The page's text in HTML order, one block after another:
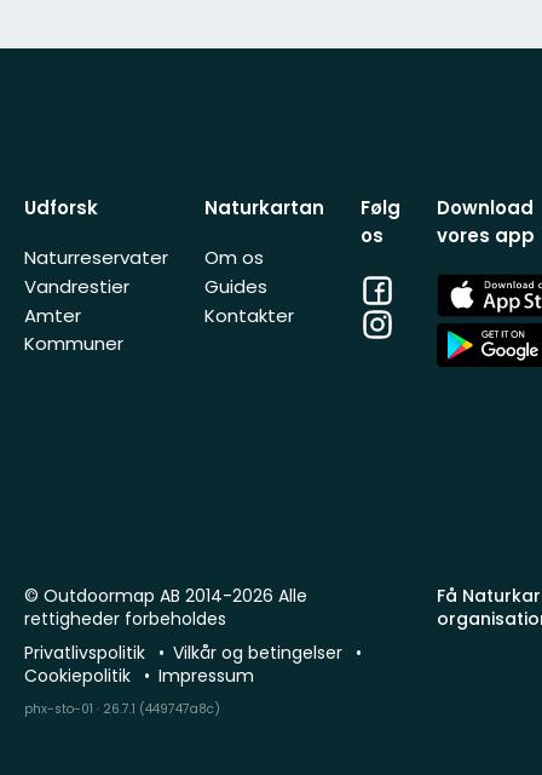
Udforsk
Naturreservater
Vandrestier
Amter
Kommuner
Naturkartan
Om os
Guides
Kontakter
Følg
os
Facebook
Instagram
Download
vores app
App
Store
App
Store
Få
© Outdoormap AB 2014-2026 Alle
rettigheder forbeholdes
Privatlivspolitik
Vilkår og betingelser
Cookiepolitik
Impressum
phx-sto-01 · 26.7.1 (449747a8c)